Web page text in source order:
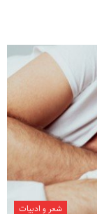
شعر و ادبیات